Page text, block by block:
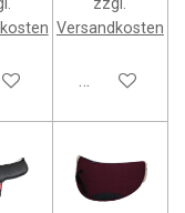
Warenkorb
Versandkosten
In den